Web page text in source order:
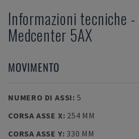
Informazioni tecniche -
Medcenter 5AX
MOVIMENTO
NUMERO DI ASSI: 5
CORSA ASSE X: 254 MM
CORSA ASSE Y: 330 MM